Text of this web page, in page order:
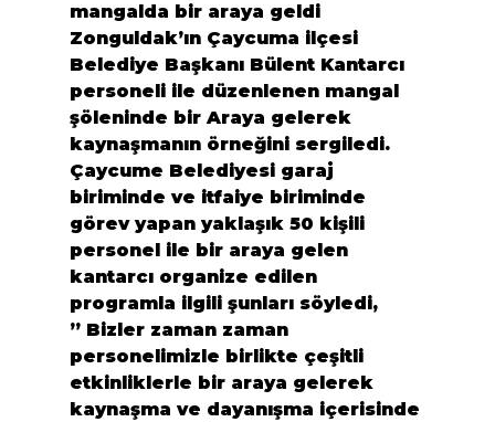
mangalda bir araya geldi
Zonguldak’ın Çaycuma ilçesi
Belediye Başkanı Bülent Kantarcı
personeli ile düzenlenen mangal
şöleninde bir Araya gelerek
kaynaşmanın örneğini sergiledi.
Çaycume Belediyesi garaj
biriminde ve itfaiye biriminde
görev yapan yaklaşık 50 kişili
personel ile bir araya gelen
kantarcı organize edilen
programla ilgili şunları söyledi,
” Bizler zaman zaman
personelimizle birlikte çeşitli
etkinliklerle bir araya gelerek
kaynaşma ve dayanışma içerisinde